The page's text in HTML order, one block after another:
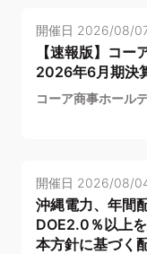
開催日 2026/08/
【速報版】コ
2026年6月期決
コーア商事ホール
開催日 2026/08/
沖縄電力、年間
DOE2.0％以上
本方針に基づく